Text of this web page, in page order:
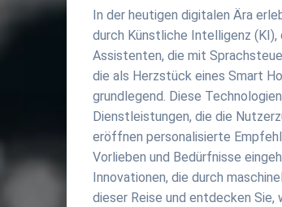
In der heutigen digitalen Ära
durch Künstliche Intelligenz
Assistenten, die mit
die als Herzstück eines Smart
grundlegend. Diese
Dienstleistungen, die die
eröffnen personalisierte
Vorlieben und Bedürfnisse
Innovationen, die durch
dieser Reise und entdecken